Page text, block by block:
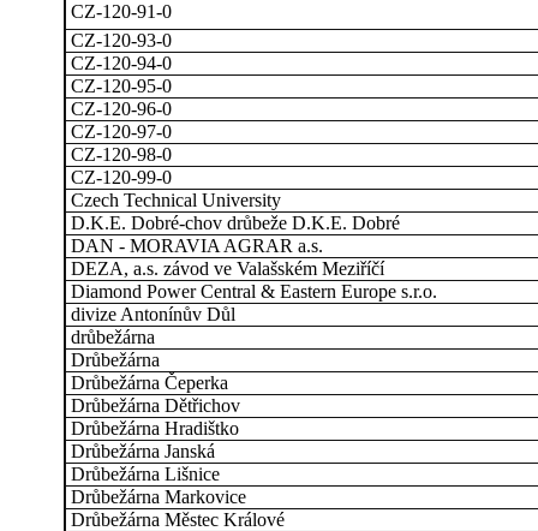
CZ-120-91-0
CZ-120-93-0
CZ-120-94-0
CZ-120-95-0
CZ-120-96-0
CZ-120-97-0
CZ-120-98-0
CZ-120-99-0
Czech Technical University
D.K.E. Dobré-chov drůbeže D.K.E. Dobré
DAN - MORAVIA AGRAR a.s.
DEZA, a.s. závod ve Valašském Meziříčí
Diamond Power Central & Eastern Europe s.r.o.
divize Antonínův Důl
drůbežárna
Drůbežárna
Drůbežárna Čeperka
Drůbežárna Dětřichov
Drůbežárna Hradištko
Drůbežárna Janská
Drůbežárna Lišnice
Drůbežárna Markovice
Drůbežárna Městec Králové